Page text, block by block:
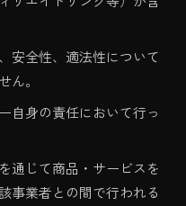
安全性、適法性について
ん。
自身の責任において行っ
通じて商品・サービスを
事業者との間で行われる